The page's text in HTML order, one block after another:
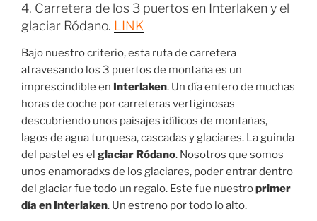
4. Carretera de los 3 puertos en Interlaken y el
glaciar Ródano. LINK
Bajo nuestro criterio, esta ruta de carretera
atravesando los 3 puertos de montaña es un
imprescindible en Interlaken. Un día entero de muchas
horas de coche por carreteras vertiginosas
descubriendo unos paisajes idílicos de montañas,
lagos de agua turquesa, cascadas y glaciares. La guinda
del pastel es el glaciar Ródano. Nosotros que somos
unos enamoradxs de los glaciares, poder entrar dentro
del glaciar fue todo un regalo. Este fue nuestroprimer
día en Interlaken. Un estreno por todo lo alto.